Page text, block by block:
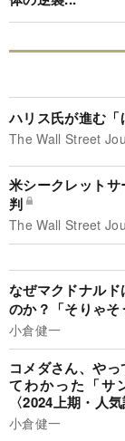
ハリス氏が進む「
The Wall Street
米シークレット
判
The Wall Street
なぜマクドナル
のか？「そりゃ
小倉健一
コメダさん、や
てわかった「サ
〈2024上期・人
小倉健一